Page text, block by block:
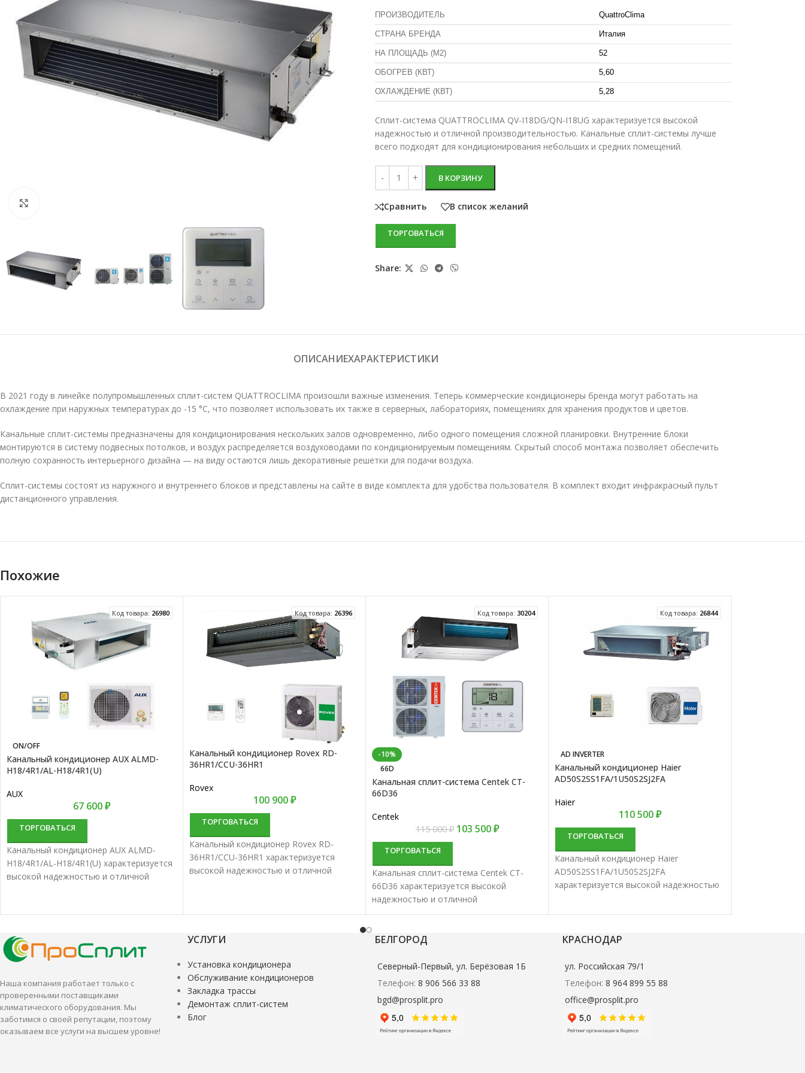
ПРОИЗВОДИТЕЛЬ QuattroClima
СТРАНА БРЕНДА Италия
НА ПЛОЩАДЬ (М2) 52
ОБОГРЕВ (КВТ) 5,60
ОХЛАЖДЕНИЕ (КВТ) 5,28
Сплит-система QUATTROCLIMA QV-I18DG/QN-I18UG характеризуется высокой
надежностью и отличной производительностью. Канальные сплит-системы лучше
всего подходят для кондиционирования небольших и средних помещений.
В КОРЗИНУ
Сравнить В список желаний
ТОРГОВАТЬСЯ
Share:
ОПИСАНИЕХАРАКТЕРИСТИКИ
В 2021 году в линейке полупромышленных сплит-систем QUATTROCLIMA произошли важные изменения. Теперь коммерческие кондиционеры бренда могут работать на
охлаждение при наружных температурах до -15 °C, что позволяет использовать их также в серверных, лабораториях, помещениях для хранения продуктов и цветов.
Канальные сплит-системы предназначены для кондиционирования нескольких залов одновременно, либо одного помещения сложной планировки. Внутренние блоки
монтируются в систему подвесных потолков, и воздух распределяется воздуховодами по кондиционируемым помещениям. Скрытый способ монтажа позволяет обеспечить
полную сохранность интерьерного дизайна — на виду остаются лишь декоративные решетки для подачи воздуха.
Сплит-системы состоят из наружного и внутреннего блоков и представлены на сайте в виде комплекта для удобства пользователя. В комплект входит инфракрасный пульт
дистанционного управления.
Похожие
Код товара: 26980
ON/OFF
Канальный кондиционер AUX ALMD-
H18/4R1/AL-H18/4R1(U)
AUX
67 600₽
ТОРГОВАТЬСЯ
Канальный кондиционер AUX ALMD-
H18/4R1/AL-H18/4R1(U) характеризуется
высокой надежностью и отличной
для кондиционирования небольших и
Код товара: 26396
Канальный кондиционер Rovex RD-
36HR1/CCU-36HR1
Rovex
100 900₽
ТОРГОВАТЬСЯ
Канальный кондиционер Rovex RD-
36HR1/CCU-36HR1 характеризуется
высокой надежностью и отличной
Код товара: 30204
-10%
66D
Канальная сплит-система Centek CT-
66D36
Centek
115 000₽ 103 500₽
ТОРГОВАТЬСЯ
Канальная сплит-система Centek CT-
66D36 характеризуется высокой
надежностью и отличной
производительностью. Канальные
для кондиционирования небольших и
Код товара: 26844
AD INVERTER
Канальный кондиционер Haier
AD50S2SS1FA/1U50S2SJ2FA
Haier
110 500₽
ТОРГОВАТЬСЯ
Канальный кондиционер Haier
AD50S2SS1FA/1U50S2SJ2FA
характеризуется высокой надежностью
небольших и средних помещений.
Наша компания работает только с
проверенными поставщиками
климатического оборудования. Мы
заботимся о своей репутации, поэтому
оказываем все услуги на высшем уровне!
УСЛУГИ
Установка кондиционера
Обслуживание кондиционеров
Закладка трассы
Демонтаж сплит-систем
Блог
БЕЛГОРОД
Северный-Первый, ул. Берёзовая 1Б
Телефон: 8 906 566 33 88
bgd@prosplit.pro
КРАСНОДАР
ул. Российская 79/1
Телефон: 8 964 899 55 88
office@prosplit.pro